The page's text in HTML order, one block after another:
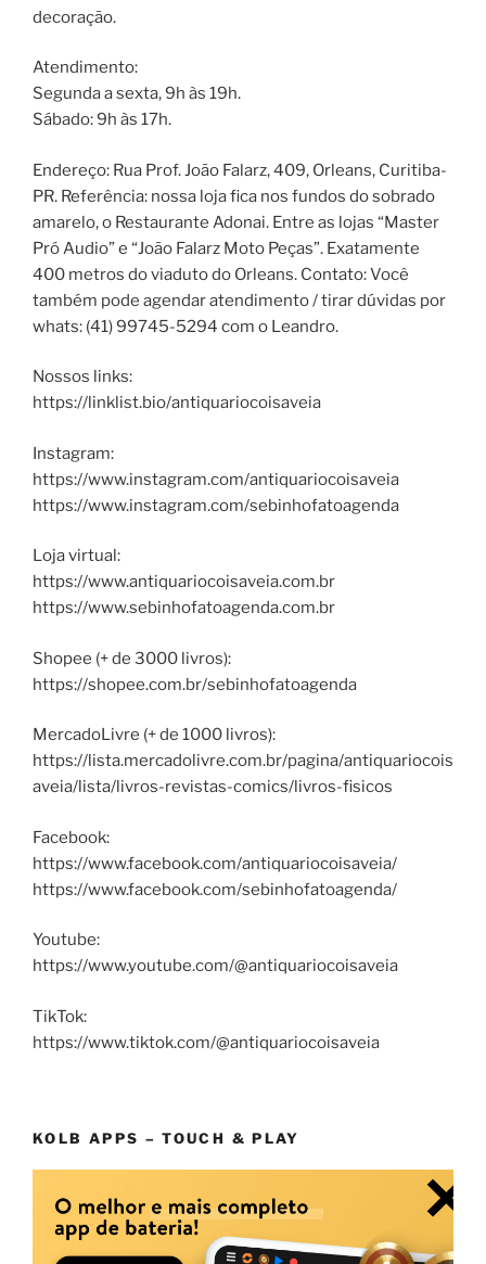
decoração.
Atendimento:
Segunda a sexta, 9h às 19h.
Sábado: 9h às 17h.
Endereço: Rua Prof. João Falarz, 409, Orleans, Curitiba-
PR. Referência: nossa loja fica nos fundos do sobrado
amarelo, o Restaurante Adonai. Entre as lojas “Master
Pró Audio” e “João Falarz Moto Peças”. Exatamente
400 metros do viaduto do Orleans. Contato: Você
também pode agendar atendimento / tirar dúvidas por
whats: (41) 99745-5294 com o Leandro.
Nossos links:
https://linklist.bio/antiquariocoisaveia
Instagram:
https://www.instagram.com/antiquariocoisaveia
https://www.instagram.com/sebinhofatoagenda
Loja virtual:
https://www.antiquariocoisaveia.com.br
https://www.sebinhofatoagenda.com.br
Shopee (+ de 3000 livros):
https://shopee.com.br/sebinhofatoagenda
MercadoLivre (+ de 1000 livros):
https://lista.mercadolivre.com.br/pagina/antiquariocois
aveia/lista/livros-revistas-comics/livros-fisicos
Facebook:
https://www.facebook.com/antiquariocoisaveia/
https://www.facebook.com/sebinhofatoagenda/
Youtube:
https://www.youtube.com/@antiquariocoisaveia
TikTok:
https://www.tiktok.com/@antiquariocoisaveia
KOLB APPS – TOUCH & PLAY